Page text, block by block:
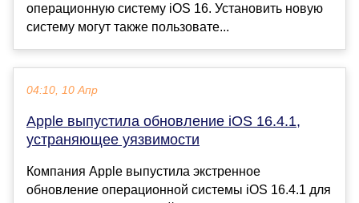
операционную систему iOS 16. Установить новую
систему могут также пользовате...
04:10, 10 Апр
Apple выпустила обновление iOS 16.4.1,
устраняющее уязвимости
Компания Apple выпустила экстренное
обновление операционной системы iOS 16.4.1 для